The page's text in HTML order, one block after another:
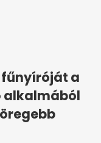
fűnyíróját a
alkalmából